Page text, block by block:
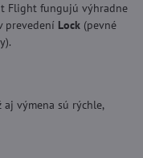
Flight fungujú výhradne
prevedení Lock (pevné
aj výmena sú rýchle,